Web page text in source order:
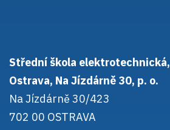
Střední škola elektrotechnická,
Ostrava, Na Jízdárně 30, p. o.
Na Jízdárně 30/423
702 00 OSTRAVA